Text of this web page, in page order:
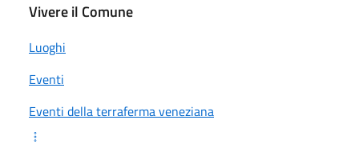
Vivere il Comune
Luoghi
Eventi
Eventi della terraferma veneziana